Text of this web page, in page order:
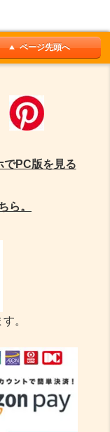
ページ先頭へ
でPC版を見る
ら。
。